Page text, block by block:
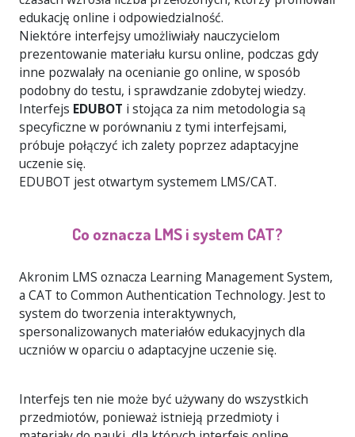
edukację online i odpowiedzialność.
Niektóre interfejsy umożliwiały nauczycielom
prezentowanie materiału kursu online, podczas gdy
inne pozwalały na ocenianie go online, w sposób
podobny do testu, i sprawdzanie zdobytej wiedzy.
Interfejs EDUBOT i stojąca za nim metodologia są
specyficzne w porównaniu z tymi interfejsami,
próbuje połączyć ich zalety poprzez adaptacyjne
uczenie się.
EDUBOT jest otwartym systemem LMS/CAT.
Co oznacza LMS i system CAT?
Akronim LMS oznacza Learning Management System,
a CAT to Common Authentication Technology. Jest to
system do tworzenia interaktywnych,
spersonalizowanych materiałów edukacyjnych dla
uczniów w oparciu o adaptacyjne uczenie się.
Interfejs ten nie może być używany do wszystkich
przedmiotów, ponieważ istnieją przedmioty i